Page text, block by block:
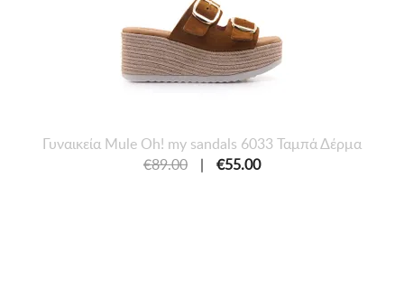
Γυναικεία Mule Oh! my sandals 6033 Ταμπά Δέρμα
€89.00
| €55.00